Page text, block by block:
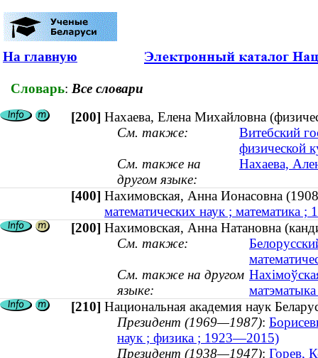
На главную
Словарь: Все словари
[200] Нахаева, Елена Михайловна
См. также:
Витебский
физической
См. также на
другом языке:
Нахаева,
[400] Нахимовская, Анна Ионасовна
математических наук ; математика
[200] Нахимовская, Анна Натановна
См. также:
См. также на другом
языке:
[210] Национальная академия наук
Президент (1969—1987):
наук ; физика ; 1923—2015)
Президент (1938—1947): Горев,